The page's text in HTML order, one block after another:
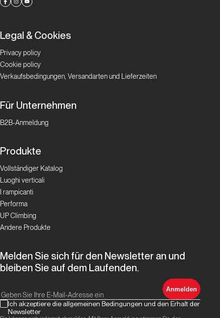
Legal & Cookies
Privacy policy
Cookie policy
Verkaufsbedingungen, Versandarten und Lieferzeiten
Für Unternehmen
B2B-Anmeldung
Produkte
Vollständiger Katalog
Luoghi verticali
I rampicanti
Performa
UP Climbing
Andere Produkte
Melden Sie sich für den Newsletter an und
bleiben Sie auf dem Laufenden.
Anmelden
Ich akzeptiere die allgemeinen Bedingungen und den Erhalt der
Newsletter